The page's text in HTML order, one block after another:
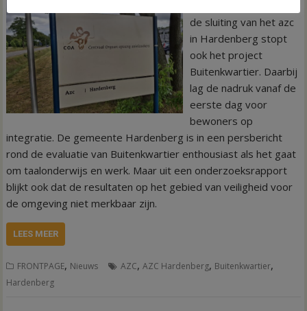
de sluiting van het azc
in Hardenberg stopt
ook het project
Buitenkwartier. Daarbij
lag de nadruk vanaf de
eerste dag voor
bewoners op
integratie. De gemeente Hardenberg is in een persbericht
rond de evaluatie van Buitenkwartier enthousiast als het gaat
om taalonderwijs en werk. Maar uit een onderzoeksrapport
blijkt ook dat de resultaten op het gebied van veiligheid voor
de omgeving niet merkbaar zijn.
LEES MEER
FRONTPAGE, Nieuws AZC,AZC Hardenberg, Buitenkwartier,
Hardenberg